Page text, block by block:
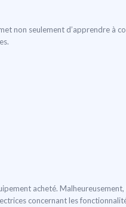
non seulement d’apprendre à
acheté.
concernant les